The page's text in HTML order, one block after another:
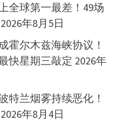
全球第一最差！49场
2026年8月5日
霍尔木兹海峡协议！
快星期三敲定 2026年
特兰烟雾持续恶化！
2026年8月4日